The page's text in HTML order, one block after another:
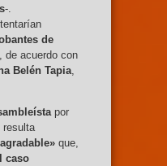
-.
de
, de acuerdo con
Belén Tapia
por
, resulta
que,
caso